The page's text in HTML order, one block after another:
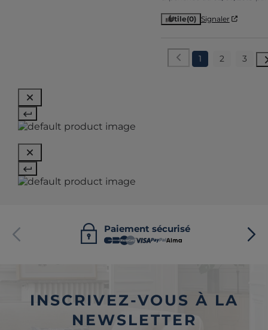
Utile(0) Signaler
1 2 3
Paiement sécurisé
INSCRIVEZ-VOUS À LA
NEWSLETTER